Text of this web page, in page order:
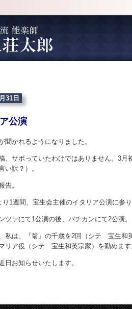
31日
公演
聞かれるようになりました。
、サボっていたわけではありません。3
い訳？）。
告。
り1週間、宝生会主催のイタリア公演に参り
ツァにて1公演の後、バチカンにて2公演。
私は、『翁』の千歳を2回（シテ 宝生和
リア役（シテ 宝生和英宗家）を勤めます
日お知らせいたします。